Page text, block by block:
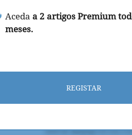
Aceda a 2 artigos Premium
meses.
REGISTAR